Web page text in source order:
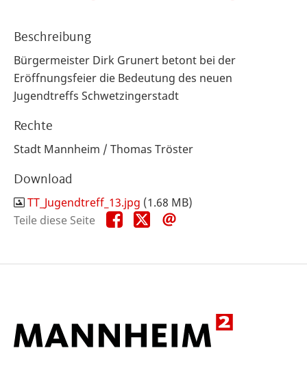
Beschreibung
Bürgermeister Dirk Grunert betont bei der
Eröffnungsfeier die Bedeutung des neuen
Jugendtreffs Schwetzingerstadt
Rechte
Stadt Mannheim / Thomas Tröster
Download
TT_Jugendtreff_13.jpg (1.68 MB)
Teile diese Seite
Teile
diese
Teile
diese